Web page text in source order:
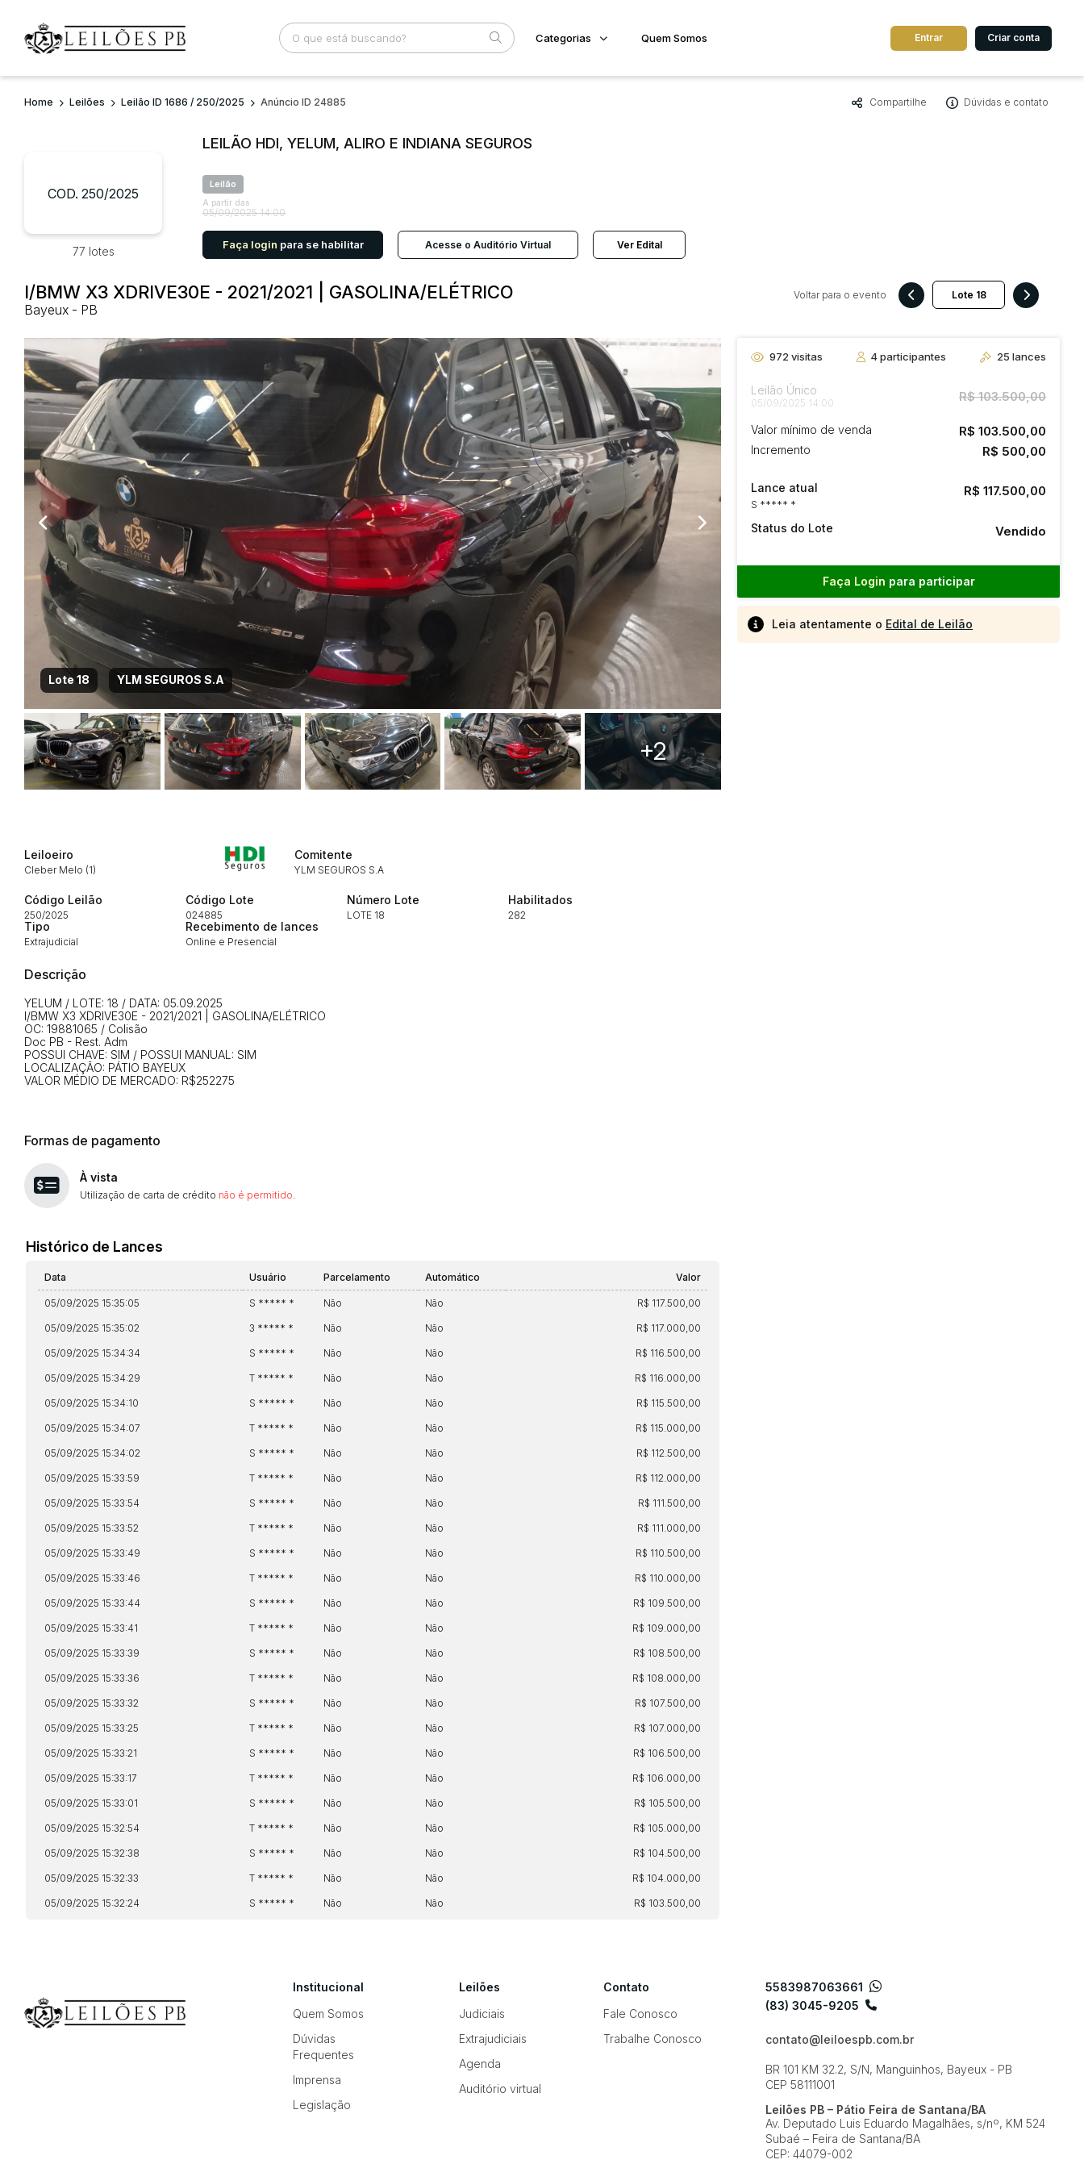
Busca por palavra-chave Categoria Cidade
Categorias
Veículos
Quem Somos Entrar Criar conta
Home Leilões Leilão ID 1686 / 250/2025 Anúncio ID 24885 Compartilhe Dúvidas e contato
COD. 250/2025
77 lotes
LEILÃO HDI, YELUM, ALIRO E INDIANA SEGUROS
Leilão
A partir das
05/09/2025 14:00
Faça login para se habilitar Acesse o Auditório Virtual Ver Edital
I/BMW X3 XDRIVE30E - 2021/2021 | GASOLINA/ELÉTRICO
Bayeux - PB
Voltar para o evento
Lote 18 YLM SEGUROS S.A
+2
972 visitas 4participantes 25 lances
Leilão Único
05/09/2025 14:00 R$ 103.500,00
Valor mínimo de venda R$ 103.500,00
Incremento R$ 500,00
Lance atual
S ***** *
R$ 117.500,00
Status do Lote Vendido
Faça Login para participar
Leia atentamente o Edital de Leilão
Leiloeiro
Cleber Melo (1)
Comitente
YLM SEGUROS S.A
Código Leilão
250/2025
Código Lote
024885
Número Lote
LOTE 18
Habilitados
282
Tipo
Extrajudicial
Recebimento de lances
Online e Presencial
Descrição
YELUM / LOTE: 18 / DATA: 05.09.2025
I/BMW X3 XDRIVE30E - 2021/2021 | GASOLINA/ELÉTRICO
OC: 19881065 / Colisão
Doc PB - Rest. Adm
POSSUI CHAVE: SIM / POSSUI MANUAL: SIM
LOCALIZAÇÃO: PÁTIO BAYEUX
VALOR MÉDIO DE MERCADO: R$252275
Formas de pagamento
À vista
Utilização de carta de crédito não é permitido.
Histórico de Lances
Data Usuário Parcelamento Automático Valor
05/09/2025 15:35:05 S ***** * Não Não R$ 117.500,00
05/09/2025 15:35:02 3 ***** * Não Não R$ 117.000,00
05/09/2025 15:34:34 S ***** * Não Não R$ 116.500,00
05/09/2025 15:34:29 T ***** * Não Não R$ 116.000,00
05/09/2025 15:34:10 S ***** * Não Não R$ 115.500,00
05/09/2025 15:34:07 T ***** * Não Não R$ 115.000,00
05/09/2025 15:34:02 S ***** * Não Não R$ 112.500,00
05/09/2025 15:33:59 T ***** * Não Não R$ 112.000,00
05/09/2025 15:33:54 S ***** * Não Não R$ 111.500,00
05/09/2025 15:33:52 T ***** * Não Não R$ 111.000,00
05/09/2025 15:33:49 S ***** * Não Não R$ 110.500,00
05/09/2025 15:33:46 T ***** * Não Não R$ 110.000,00
05/09/2025 15:33:44 S ***** * Não Não R$ 109.500,00
05/09/2025 15:33:41 T ***** * Não Não R$ 109.000,00
05/09/2025 15:33:39 S ***** * Não Não R$ 108.500,00
05/09/2025 15:33:36 T ***** * Não Não R$ 108.000,00
05/09/2025 15:33:32 S ***** * Não Não R$ 107.500,00
05/09/2025 15:33:25 T ***** * Não Não R$ 107.000,00
05/09/2025 15:33:21 S ***** * Não Não R$ 106.500,00
05/09/2025 15:33:17 T ***** * Não Não R$ 106.000,00
05/09/2025 15:33:01 S ***** * Não Não R$ 105.500,00
05/09/2025 15:32:54 T ***** * Não Não R$ 105.000,00
05/09/2025 15:32:38 S ***** * Não Não R$ 104.500,00
05/09/2025 15:32:33 T ***** * Não Não R$ 104.000,00
05/09/2025 15:32:24 S ***** * Não Não R$ 103.500,00
Institucional
Quem Somos
Dúvidas
Frequentes
Imprensa
Legislação
Leilões
Judiciais
Extrajudiciais
Agenda
Auditório virtual
Contato
Fale Conosco
Trabalhe Conosco
5583987063661
(83) 3045-9205
contato@leiloespb.com.br
BR 101 KM 32.2, S/N, Manguinhos, Bayeux - PB
CEP 58111001
Leilões PB – Pátio Feira de Santana/BA
Av. Deputado Luis Eduardo Magalhães, s/nº, KM 524
Subaé – Feira de Santana/BA
CEP: 44079-002